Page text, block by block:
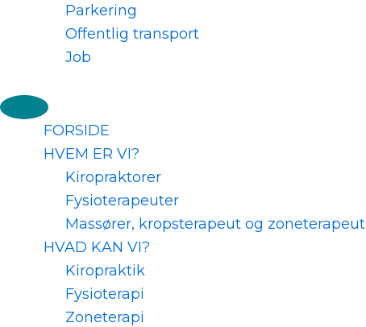
Parkering
Offentlig transport
Job
FORSIDE
HVEM ER VI?
Kiropraktorer
Fysioterapeuter
Massører, kropsterapeut og zoneterapeut
HVAD KAN VI?
Kiropraktik
Fysioterapi
Zoneterapi